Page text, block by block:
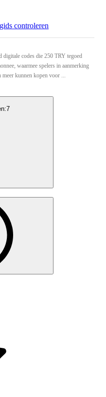
controleren
codes die 250 TRY tegoed
waarmee spelers in aanmerking
meer kunnen kopen voor ...
7